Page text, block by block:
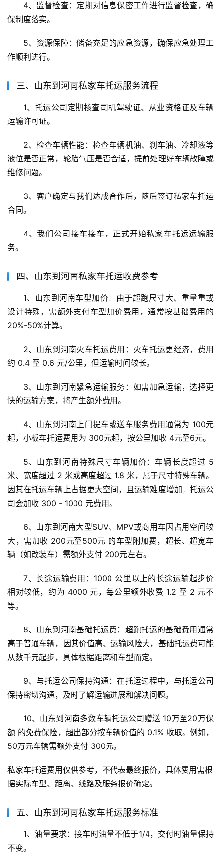
4、监督检查：定期对信息保密工作进行监督检查，确
保制度落实。
5、资源保障：储备充足的应急资源，确保应急处理工
作顺利进行。
三、山东到河南私家车托运服务流程
1、托运公司定期核查司机驾驶证、从业资格证及车辆
运输许可证。
2、检查车辆性能：检查车辆机油、刹车油、冷却液等
液位是否正常，轮胎气压是否合适，提前处理好车辆故障或
维修问题。
3、客户确定与我们达成合作后，随后签订私家车托运
合同。
4、我们公司接车接车，正式开始私家车托运运输服
务。
四、山东到河南私家车托运收费参考
1、山东到河南车型加价：由于超跑尺寸大、重量重或
设计特殊，需额外支付车型加价费用，通常按基础费用的
20%-50%计算。
2、山东到河南火车托运费用：火车托运更经济，费用
约 0.4 至 0.6 元/公里，但运输时间较长。
3、山东到河南紧急运输服务：如需加急运输，选择更
快的运输方案，将产生额外费用。
4、山东到河南上门提车或送车服务费用通常为 100元
起，小板车托运费用为 300元起，按公里加收 4元至6元。
5、山东到河南特殊尺寸车辆加价：车辆长度超过 5
米、宽度超过 2 米或高度超过 1.8 米，属于尺寸特殊车辆。
因其在托运车辆上占据更大空间，且运输难度增加，托运公
司会加收 300 - 1000 元费用。
6、山东到河南大型SUV、MPV或商用车因占用空间较
大，需加收 200元至500元 的车型附加费，超长、超宽车
辆（如改装车）需额外支付 200元左右。
7、长途运输费用：1000 公里以上的长途运输起步价
相对较低，约为 4000 元，每公里额外收费 1.2 至 2 元不
等。
8、山东到河南基础托运费：超跑托运的基础费用通常
高于普通车辆，因其价值高、运输风险大，基础托运费可能
从数千元起步，具体根据距离和车型而定。
9、与托运公司保持沟通：在托运过程中，与托运公司
保持密切沟通，及时了解运输进展和解决问题。
10、山东到河南多数车辆托运公司赠送 10万至20万保
额 的免费保险，超出部分按车辆价值的 0.1% 收取。例如，
50万元车辆需额外支付 300元。
私家车托运费用仅供参考，不代表最终报价，具体费用需根
据实际车型、距离、线路及服务报价确定。
五、山东到河南私家车托运服务标准
1、油量要求：接车时油量不低于1/4，交付时油量保持
不变。